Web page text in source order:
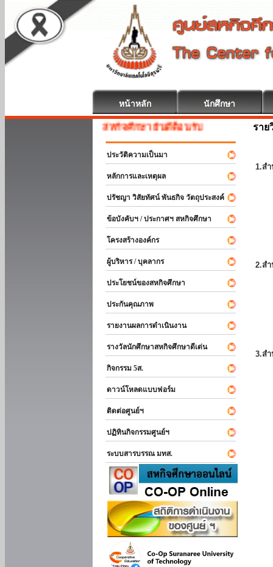
หน้าหลัก นักศึกษา
สหกิจศึกษา ยินดีต้อนรับ
ประวัติความเป็นมา
หลักการและเหตุผล
ปรัชญา วิสัยทัศน์ พันธกิจ วัตถุประสงค์
ข้อบังคับฯ / ประกาศฯ สหกิจศึกษา
โครงสร้างองค์กร
ผู้บริหาร / บุคลากร
ประโยชน์ของสหกิจศึกษา
ประกันคุณภาพ
รายงานผลการดำเนินงาน
รางวัลนักศึกษาสหกิจศึกษาดีเด่น
กิจกรรม 5ส.
ดาวน์โหลดแบบฟอร์ม
ติดต่อศูนย์ฯ
ปฏิทินกิจกรรมศูนย์ฯ
ระบบสารบรรณ มทส.
ราย
1.ส
2.ส
3.ส